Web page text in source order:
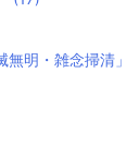
明・雑念掃清」